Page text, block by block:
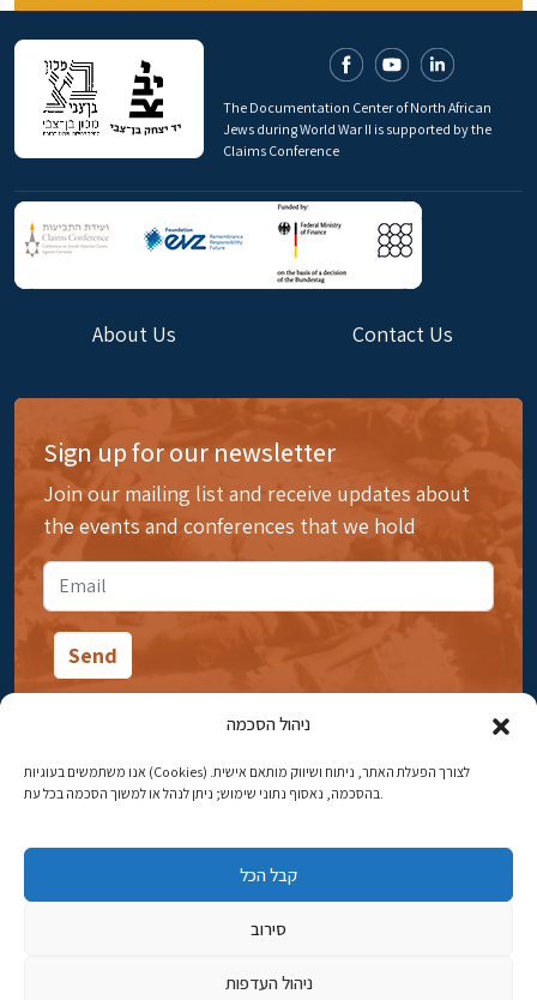
ניהול הסכמה
אנו משתמשים בעוגיות (Cookies) לצורך הפעלת האתר, ניתוח ושיווק מותאם אישית.
בהסכמה, נאסוף נתוני שימוש; ניתן לנהל או למשוך הסכמה בכל עת.
קבל הכל
סירוב
ניהול העדפות
The Documentation Center of North African
Jews during World War II is supported by the
Claims Conference
About Us Contact Us
Sign up for our newsletter
Join our mailing list and receive updates about
the events and conferences that we hold
14 Ibn Gabirol Street, Rehavia, Jerusalem
najww2@ybz.org.il